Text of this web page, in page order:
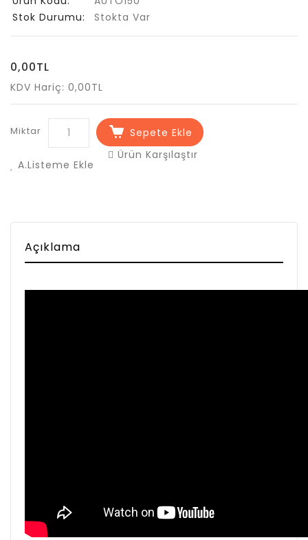
Stok Durumu:
Stokta Var
0,00TL
KDV Hariç: 0,00TL
Miktar Sepete Ekle
A.Listeme Ekle
Ürün Karşılaştır
Açıklama